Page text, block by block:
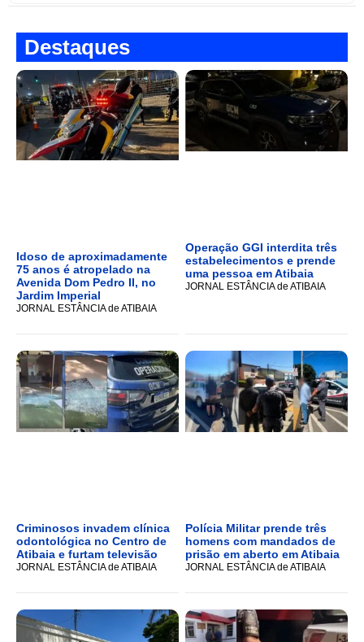
Destaques
Idoso de aproximadamente
75 anos é atropelado na
Avenida Dom Pedro II, no
Jardim Imperial
JORNAL ESTÂNCIA de ATIBAIA
Operação GGI interdita três
estabelecimentos e prende
uma pessoa em Atibaia
JORNAL ESTÂNCIA de ATIBAIA
Criminosos invadem clínica
odontológica no Centro de
Atibaia e furtam televisão
JORNAL ESTÂNCIA de ATIBAIA
Polícia Militar prende três
homens com mandados de
prisão em aberto em Atibaia
JORNAL ESTÂNCIA de ATIBAIA